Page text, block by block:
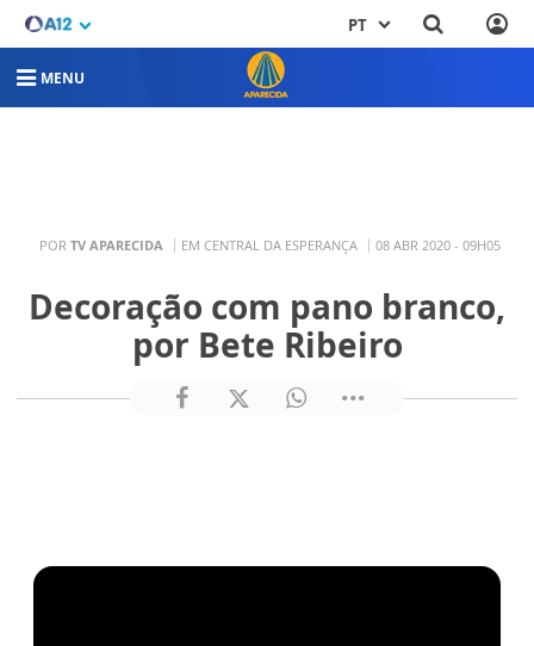
PT
MENU
POR TV APARECIDA EM CENTRAL DA ESPERANÇA 08 ABR 2020 - 09H05
Decoração com pano branco,
por Bete Ribeiro